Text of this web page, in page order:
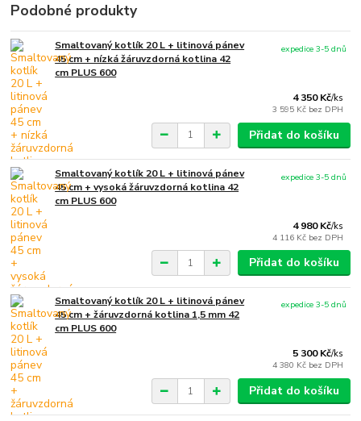
Podobné produkty
Smaltovaný kotlík 20 L + litinová pánev
45 cm + nízká žáruvzdorná kotlina 42
cm PLUS 600
4 350 Kč/ks
3 595 Kč bez DPH
expedice 3-5 dnů
Přidat do košíku
Smaltovaný kotlík 20 L + litinová pánev
45 cm + vysoká žáruvzdorná kotlina 42
cm PLUS 600
4 980 Kč/ks
4 116 Kč bez DPH
expedice 3-5 dnů
Přidat do košíku
Smaltovaný kotlík 20 L + litinová pánev
45 cm + žáruvzdorná kotlina 1,5 mm 42
cm PLUS 600
5 300 Kč/ks
4 380 Kč bez DPH
expedice 3-5 dnů
Přidat do košíku